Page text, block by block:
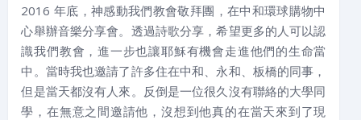
2016 年底，神感動我們教會敬拜團，在中和環球購物中
心舉辦音樂分享會。透過詩歌分享，希望更多的人可以認
識我們教會，進一步也讓耶穌有機會走進他們的生命當
中。當時我也邀請了許多住在中和、永和、板橋的同事，
但是當天都沒有人來。反倒是一位很久沒有聯絡的大學同
學，在無意之間邀請他，沒想到他真的在當天來到了現